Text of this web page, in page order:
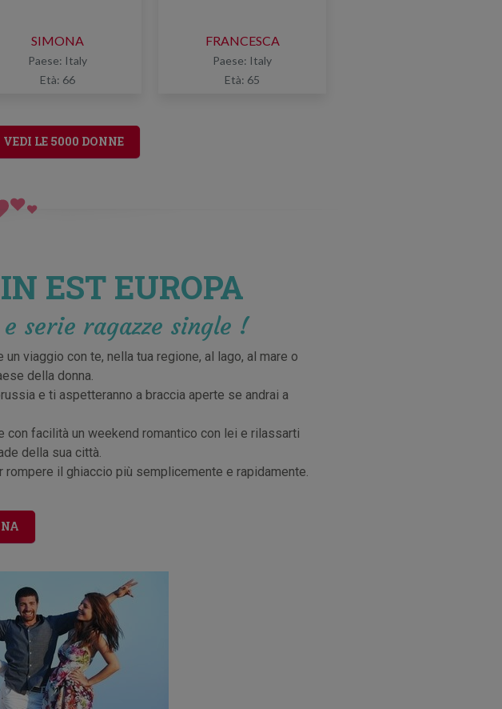
SIMONA
Paese: Italy
Età: 66
FRANCESCA
Paese: Italy
Età: 65
VEDI LE 5000 DONNE
EST EUROPA
serie ragazze single !
viaggio con te, nella tua regione, al lago, al mare o
della donna.
e ti aspetteranno a braccia aperte se andrai a
con facilità un weekend romantico con lei e rilassarti
della sua città.
rompere il ghiaccio più semplicemente e rapidamente.